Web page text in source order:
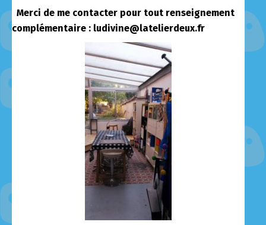
Merci de me contacter pour tout renseignement
complémentaire : ludivine@latelierdeux.fr